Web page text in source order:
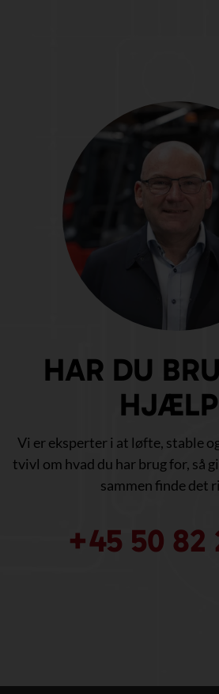
HAR DU
Vi er eksperter i at løfte, stable
tvivl om hvad du har brug for, så
sammen finde det
+45 50 82